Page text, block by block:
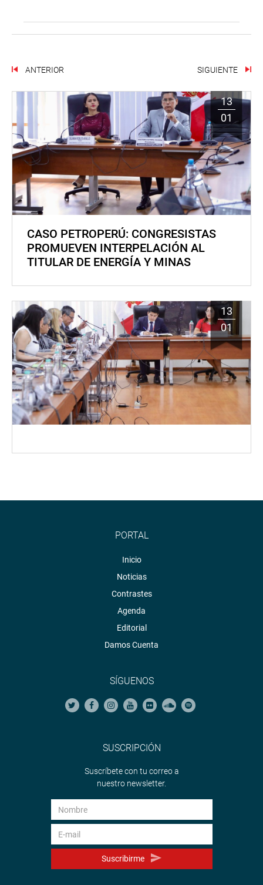
ANTERIOR SIGUIENTE
13
01
CASO PETROPERÚ: CONGRESISTAS
PROMUEVEN INTERPELACIÓN AL
TITULAR DE ENERGÍA Y MINAS
13
01
PORTAL
Inicio
Noticias
Contrastes
Agenda
Editorial
Damos Cuenta
SÍGUENOS
SUSCRIPCIÓN
Suscríbete con tu correo a
nuestro newsletter.
Suscribirme